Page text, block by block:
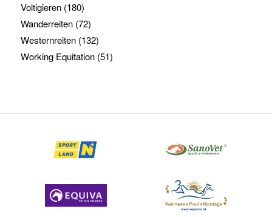
Voltigieren(180)
Wanderreiten(72)
Westernreiten(132)
Working Equitation(51)